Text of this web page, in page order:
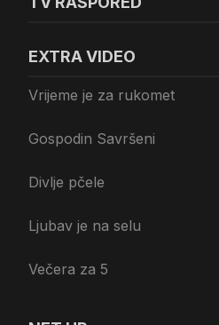
EXTRA VIDEO
Vrijeme je za rukomet
Gospodin Savršeni
Divlje pčele
Ljubav je na selu
Večera za 5